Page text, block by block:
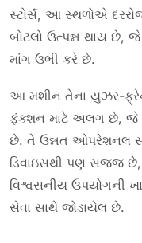
સ્ટોર્સ, આ સ્થળોએ
બોટલો ઉત્પન્ન થાય છે,
માંગ ઉભી કરે છે.
આ મશીન તેના યુઝર-
ફંક્શન માટે અલગ છે, જે
છે. તે ઉન્નત ઓપરેશનલ
ડિવાઇસથી પણ સજ્જ છે,
વિશ્વસનીય ઉપયોગની
સેવા સાથે જોડાયેલ છે.